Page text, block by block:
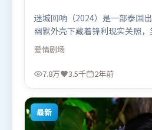
迷城回响（2024）是一部泰国
幽默外壳下藏着锋利现实关照
景里并存。高潮段落信息密度高
扣同时完成。由北野武执导，廖
·查拉米，奥卡菲娜等联袂出演
材的观众观看。
爱情剧场
7.8万 3.5千 2年前
最新